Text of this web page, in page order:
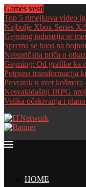
Games vesti
Top 5 rimejkova video
Najbolje Xbox Series X/
Gejming industrija se
Sprema se haos na
Neispričana priča o
Gejming: Od grafike ka
Potpuna transformacija
Povratak u svet košmara
Nesvakidašnji JRPG
Velika očekivanja i
HOME